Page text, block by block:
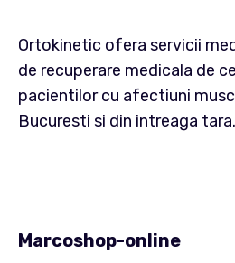
Ortokinetic ofera servicii
de recuperare medicala de
pacientilor cu afectiuni
Bucuresti si din intreaga tara.
Marcoshop-online